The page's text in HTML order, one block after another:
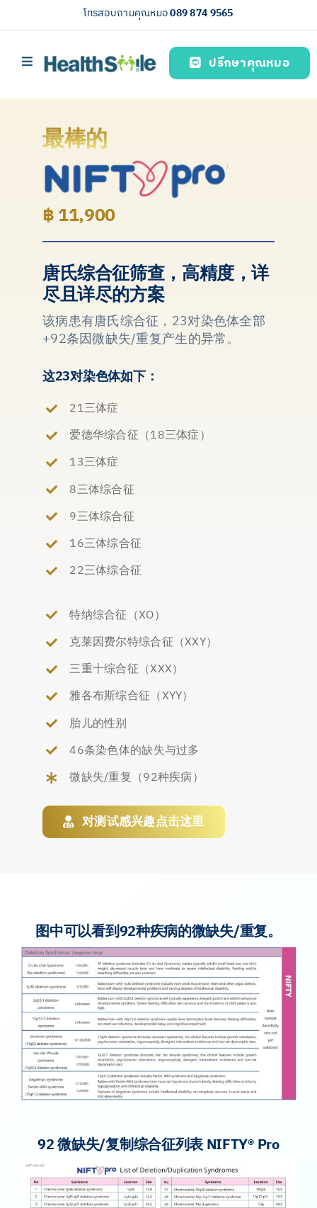
to
โทรสอบถามคุณหมอ089 874 9565
Toggle
บริการของเรา (Our services)
简体中文
ปรึกษาคุณหมอ
最棒的
฿ 11,900
唐氏综合征筛查，高精度，详
尽且详尽的方案
该病患有唐氏综合征，23对染色体全部
+92条因微缺失/重复产生的异常。
这23对染色体如下：
21三体症
爱德华综合征（18三体症）
13三体症
8三体综合征
9三体综合征
16三体综合征
22三体综合征
特纳综合征（XO）
克莱因费尔特综合征（XXY）
三重十综合征（XXX）
雅各布斯综合征（XYY）
胎儿的性别
46条染色体的缺失与过多
微缺失/重复（92种疾病）
对测试感兴趣点击这里
图中可以看到92种疾病的微缺失/重复。
92 微缺失/复制综合征列表 NIFTY® Pro